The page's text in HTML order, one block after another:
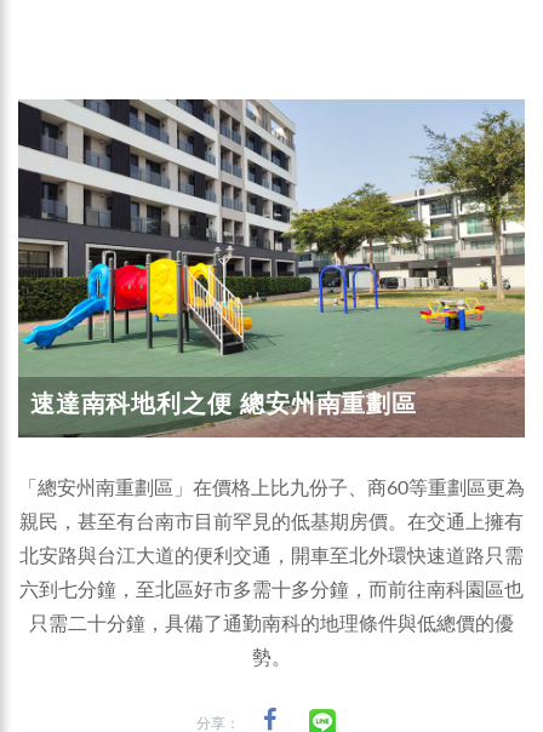
速達南科地利之便 總安州南重劃區
「總安州南重劃區」在價格上比九份子、商60等重劃區更為
親民，甚至有台南市目前罕見的低基期房價。在交通上擁有
北安路與台江大道的便利交通，開車至北外環快速道路只需
六到七分鐘，至北區好市多需十多分鐘，而前往南科園區也
只需二十分鐘，具備了通勤南科的地理條件與低總價的優
勢。
分享：